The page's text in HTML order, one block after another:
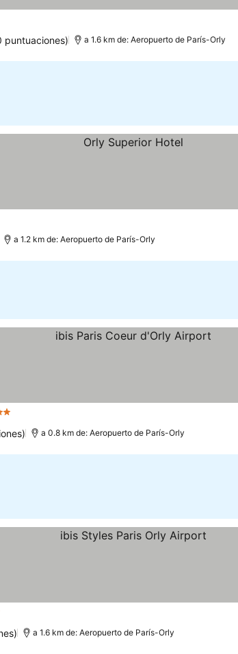
puntuaciones) a 1.6 km de: Aeropuerto de París-Orly
a 1.2 km de: Aeropuerto de París-Orly
a 0.8 km de: Aeropuerto de París-Orly
a 1.6 km de: Aeropuerto de París-Orly